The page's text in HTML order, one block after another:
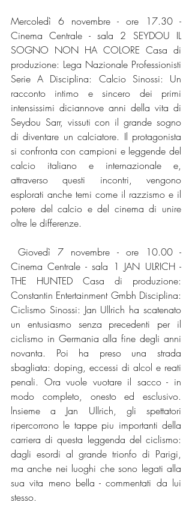
Mercoledì 6 novembre - ore 17.30 -
Cinema Centrale - sala 2 SEYDOU IL
SOGNO NON HA COLORE Casa di
produzione: Lega Nazionale Professionisti
Serie A Disciplina: Calcio Sinossi: Un
racconto intimo e sincero dei primi
intensissimi diciannove anni della vita di
Seydou Sarr, vissuti con il grande sogno
di diventare un calciatore. Il protagonista
si confronta con campioni e leggende del
calcio italiano e internazionale e,
attraverso questi incontri, vengono
esplorati anche temi come il razzismo e il
potere del calcio e del cinema di unire
oltre le differenze.
Giovedì 7 novembre - ore 10.00 -
Cinema Centrale - sala 1 JAN ULRICH -
THE HUNTED Casa di produzione:
Constantin Entertainment Gmbh Disciplina:
Ciclismo Sinossi: Jan Ullrich ha scatenato
un entusiasmo senza precedenti per il
ciclismo in Germania alla fine degli anni
novanta. Poi ha preso una strada
sbagliata: doping, eccessi di alcol e reati
penali. Ora vuole vuotare il sacco - in
modo completo, onesto ed esclusivo.
lnsieme a Jan Ullrich, gli spettatori
ripercorrono le tappe piu importanti della
carriera di questa leggenda del ciclismo:
dagli esordi al grande trionfo di Parigi,
ma anche nei luoghi che sono legati alla
sua vita meno bella - commentati da lui
stesso.